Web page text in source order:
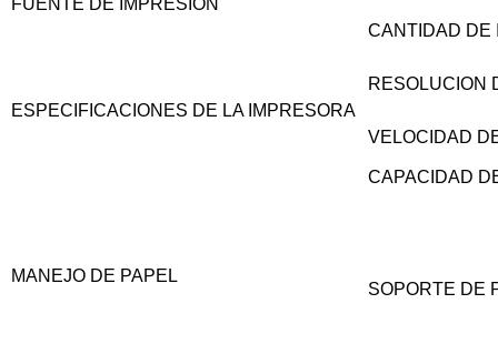
CANTIDAD DE
ESPECIFICACIONES DE LA IMPRESORA
RESOLUCION
VELOCIDAD
MANEJO DE PAPEL
CAPACIDAD
SOPORTE DE